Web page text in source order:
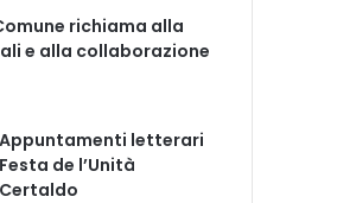
richiama alla
e alla collaborazione
Appuntamenti letterari
Festa de l’Unità
Certaldo